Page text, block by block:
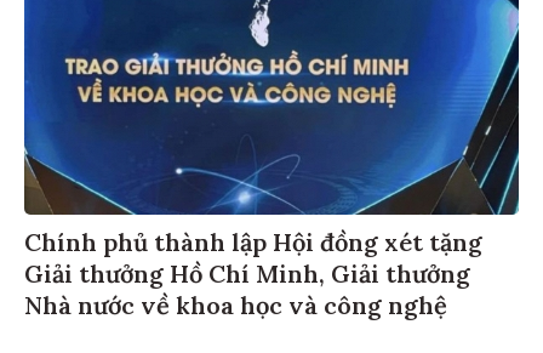
Chính phủ thành lập Hội đồng xét tặng
Giải thưởng Hồ Chí Minh, Giải thưởng
Nhà nước về khoa học và công nghệ